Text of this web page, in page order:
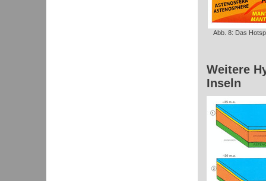
Abb. 8: Das
Weitere
Inseln